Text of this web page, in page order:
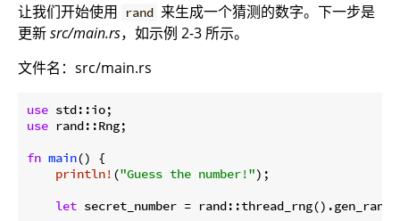
让我们开始使用 rand 来生成一个猜测的数字。下一步是
更新src/main.rs，如示例 2-3 所示。
文件名：src/main.rs
use
use rand::Rng;
fn main() {
println! ("Guess the number!");
let secret_number =